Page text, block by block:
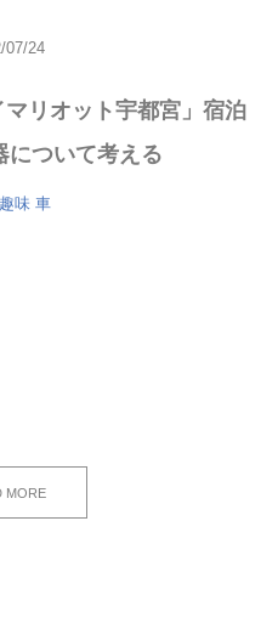
07/24
マリオット宇都宮」宿泊
について考える
趣味 車
MORE